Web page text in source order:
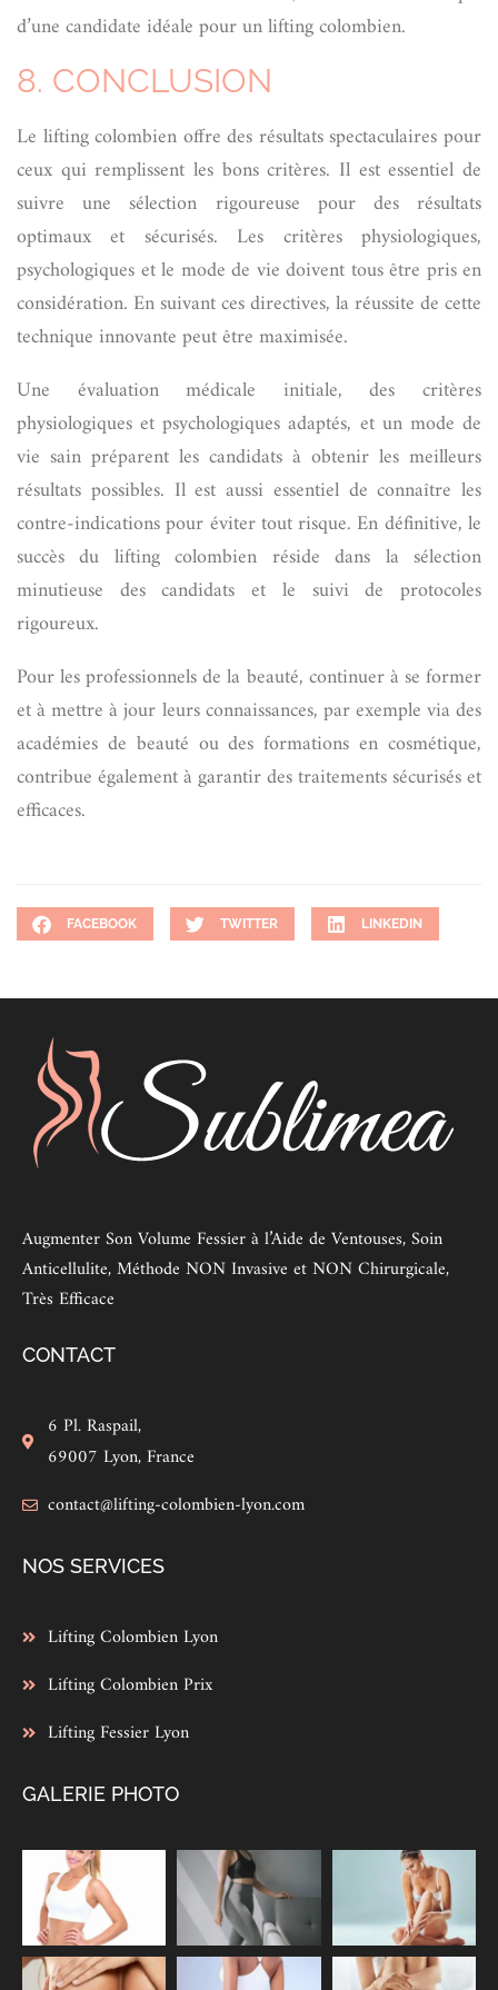
d’une candidate idéale pour un lifting colombien.
8. CONCLUSION
Le lifting colombien offre des résultats spectaculaires pour
ceux qui remplissent les bons critères. Il est essentiel de
suivre une sélection rigoureuse pour des résultats
optimaux et sécurisés. Les critères physiologiques,
psychologiques et le mode de vie doivent tous être pris en
considération. En suivant ces directives, la réussite de cette
technique innovante peut être maximisée.
Une évaluation médicale initiale, des critères
physiologiques et psychologiques adaptés, et un mode de
vie sain préparent les candidats à obtenir les meilleurs
résultats possibles. Il est aussi essentiel de connaître les
contre-indications pour éviter tout risque. En définitive, le
succès du lifting colombien réside dans la sélection
minutieuse des candidats et le suivi de protocoles
rigoureux.
Pour les professionnels de la beauté, continuer à se former
et à mettre à jour leurs connaissances, par exemple via des
académies de beauté ou des formations en cosmétique,
contribue également à garantir des traitements sécurisés et
efficaces.
FACEBOOK TWITTER LINKEDIN
Augmenter Son Volume Fessier à l’Aide de Ventouses, Soin
Anticellulite, Méthode NON Invasive et NON Chirurgicale,
Très Efficace
CONTACT
6 Pl. Raspail,
69007 Lyon, France
contact@lifting-colombien-lyon.com
NOS SERVICES
Lifting Colombien Lyon
Lifting Colombien Prix
Lifting Fessier Lyon
GALERIE PHOTO